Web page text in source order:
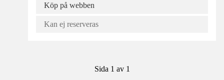
Köp på webben
Kan ej reserveras
Sida 1 av 1